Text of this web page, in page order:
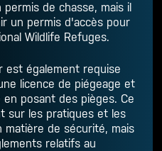
de chasse, mais il
un permis d'accès pour
Wildlife Refuges.
est également requise
licence de piégeage et
posant des pièges. Ce
sur les pratiques et les
matière de sécurité, mais
relatifs au